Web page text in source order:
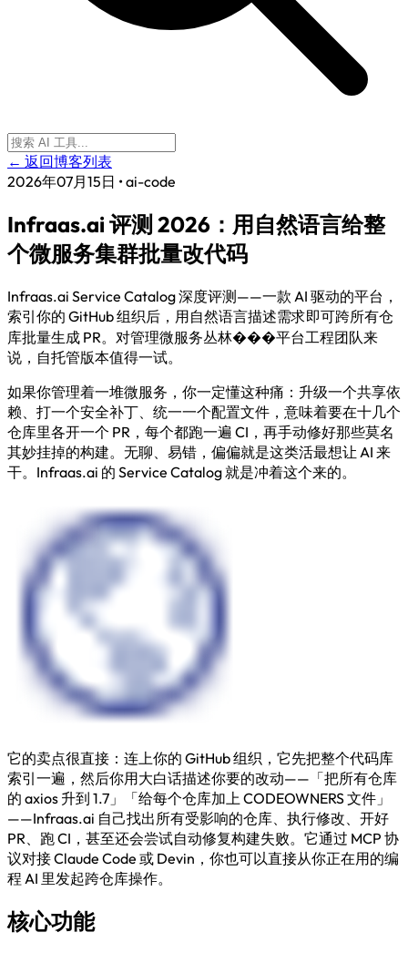
← 返回博客列表
2026年07月15日 •ai-code
Infraas.ai 评测 2026：用自然语言给整
个微服务集群批量改代码
Infraas.ai Service Catalog 深度评测——一款 AI 驱动的平台，
索引你的 GitHub 组织后，用自然语言描述需求即可跨所有仓
库批量生成 PR。对管理微服务丛林���平台工程团队来
说，自托管版本值得一试。
如果你管理着一堆微服务，你一定懂这种痛：升级一个共享依
赖、打一个安全补丁、统一一个配置文件，意味着要在十几个
仓库里各开一个 PR，每个都跑一遍 CI，再手动修好那些莫名
其妙挂掉的构建。无聊、易错，偏偏就是这类活最想让 AI 来
干。Infraas.ai 的 Service Catalog 就是冲着这个来的。
它的卖点很直接：连上你的 GitHub 组织，它先把整个代码库
索引一遍，然后你用大白话描述你要的改动——「把所有仓库
的 axios 升到 1.7」「给每个仓库加上 CODEOWNERS 文件」
——Infraas.ai 自己找出所有受影响的仓库、执行修改、开好
PR、跑 CI，甚至还会尝试自动修复构建失败。它通过 MCP 协
议对接 Claude Code 或 Devin，你也可以直接从你正在用的编
程 AI 里发起跨仓库操作。
核心功能